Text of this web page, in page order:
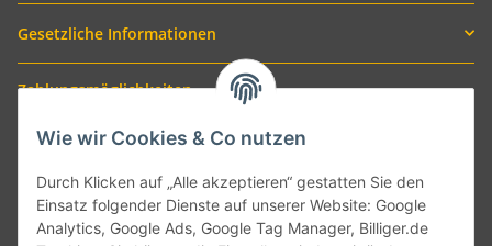
Gesetzliche Informationen
Zahlungsmöglichkeiten
Wie wir Cookies & Co nutzen
Durch Klicken auf „Alle akzeptieren“ gestatten Sie den
Einsatz folgender Dienste auf unserer Website: Google
Analytics, Google Ads, Google Tag Manager, Billiger.de